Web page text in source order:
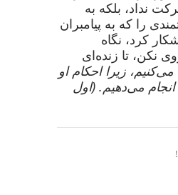
نداد، بلکه به
را که به پیامبران
کرد، نگاه
نکن، تا زنده‌ای
زیرا احکام او
می‌دهیم. (اول